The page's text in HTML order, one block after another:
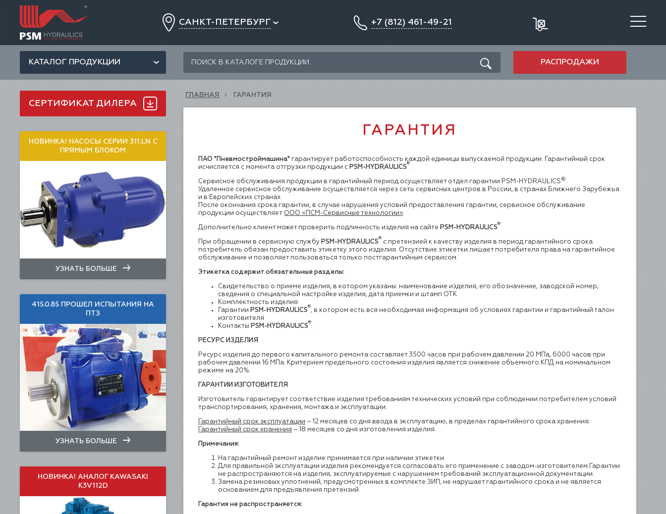
САНКТ-ПЕТЕРБУРГ +7 (812) 461-49-21
КАТАЛОГ ПРОДУКЦИИ РАСПРОДАЖИ
ГЛАВНАЯ ГАРАНТИЯ
ГАРАНТИЯ
ПАО "Пневмостроймашина" гарантирует работоспособность каждой единицы выпускаемой продукции. Гарантийный срок
исчисляется с момента отгрузки продукции с PSM-HYDRAULICS
®
.
Сервисное обслуживания продукции в гарантийный период осуществляет отдел гарантии PSM-HYDRAULICS ® .
Удаленное сервисное обслуживание осуществляется через сеть сервисных центров в России, в странах Ближнего Зарубежья
и в Европейских странах.
После окончания срока гарантии, в случае нарушения условий предоставления гарантии, сервисное обслуживание
продукции осуществляет ООО «ПСМ-Сервисные технологии».
Дополнительно клиент может проверить подлинность изделия на сайте PSM-HYDRAULICS
®
При обращении в сервисную службу PSM-HYDRAULICS
®
с претензией к качеству изделия в период гарантийного срока
потребитель обязан предоставить этикетку этого изделия. Отсутствие этикетки лишает потребителя права на гарантийное
обслуживание и позволяет пользоваться только постгарантийным сервисом.
Этикетка содержит обязательные разделы:
Свидетельство о приеме изделия, в котором указаны: наименование изделия, его обозначение, заводской номер,
сведения о специальной настройке изделия, дата приемки и штамп ОТК
Комплектность изделия
Гарантии PSM-HYDRAULICS
®
, в котором есть вся необходимая информация об условиях гарантии и гарантийный талон
изготовителя
Контакты PSM-HYDRAULICS
®
.
РЕСУРС ИЗДЕЛИЯ
Ресурс изделия до первого капитального ремонта составляет 3500 часов при рабочем давлении 20 МПа, 6000 часов при
рабочем давлении 16 МПа. Критерием предельного состояния изделия является снижение объемного КПД на номинальном
режиме на 20%.
ГАРАНТИИ ИЗГОТОВИТЕЛЯ
Изготовитель гарантирует соответствие изделия требованиям технических условий при соблюдении потребителем условий
транспортирования, хранения, монтажа и эксплуатации.
Гарантийный срок эксплуатации – 12 месяцев со дня ввода в эксплуатацию, в пределах гарантийного срока хранения.
Гарантийный срок хранения – 18 месяцев со дня изготовления изделия.
Примечания:
На гарантийный ремонт изделие принимается при наличии этикетки.
Для правильной эксплуатации изделия рекомендуется согласовать его применение с заводом-изготовителем.Гарантии
не распространяются на изделия, эксплуатируемые с нарушением требований эксплуатационной документации.
Замена резиновых уплотнений, предусмотренных в комплекте ЗИП, не нарушает гарантийного срока и не является
основанием для предъявления претензий.
Гарантия не распространяется:
СЕРТИФИКАТ ДИЛЕРА
НОВИНКА! НАСОСЫ СЕРИИ 311.LN С
ПРЯМЫМ БЛОКОМ
УЗНАТЬ БОЛЬШЕ
415.0.85 ПРОШЕЛ ИСПЫТАНИЯ НА
ПТЗ
УЗНАТЬ БОЛЬШЕ
НОВИНКА! АНАЛОГ KAWASAKI
K3V112D